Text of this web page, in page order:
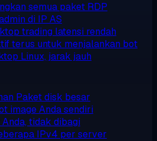
semua paket RDP
di IP AS
trading latensi rendah
terus untuk menjalankan bot
Linux, jarak jauh
Paket disk besar
image Anda sendiri
Anda, tidak dibagi
IPv4 per server